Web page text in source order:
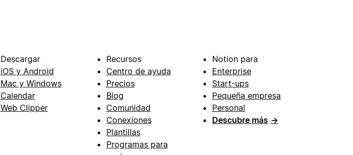
Descargar
iOS y Android
Mac y Windows
Calendar
Web Clipper
Recursos
Centro de ayuda
Precios
Blog
Comunidad
Conexiones
Plantillas
Programas para
Notion para
Enterprise
Start-ups
Pequeña empresa
Personal
Descubre más →